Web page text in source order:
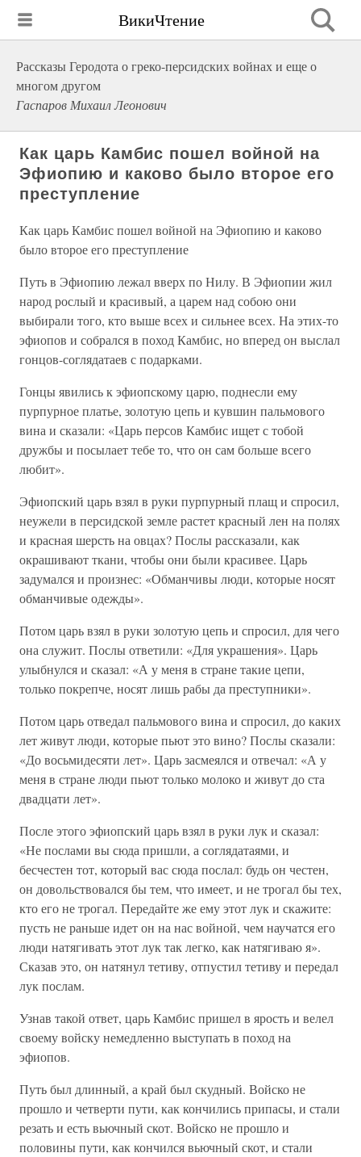
ВикиЧтение
Рассказы Геродота о греко-персидских войнах и еще о
многом другом
Гаспаров Михаил Леонович
Как царь Камбис пошел войной на
Эфиопию и каково было второе его
преступление
Как царь Камбис пошел войной на Эфиопию и каково
было второе его преступление
Путь в Эфиопию лежал вверх по Нилу. В Эфиопии жил
народ рослый и красивый, а царем над собою они
выбирали того, кто выше всех и сильнее всех. На этих-то
эфиопов и собрался в поход Камбис, но вперед он выслал
гонцов-соглядатаев с подарками.
Гонцы явились к эфиопскому царю, поднесли ему
пурпурное платье, золотую цепь и кувшин пальмового
вина и сказали: «Царь персов Камбис ищет с тобой
дружбы и посылает тебе то, что он сам больше всего
любит».
Эфиопский царь взял в руки пурпурный плащ и спросил,
неужели в персидской земле растет красный лен на полях
и красная шерсть на овцах? Послы рассказали, как
окрашивают ткани, чтобы они были красивее. Царь
задумался и произнес: «Обманчивы люди, которые носят
обманчивые одежды».
Потом царь взял в руки золотую цепь и спросил, для чего
она служит. Послы ответили: «Для украшения». Царь
улыбнулся и сказал: «А у меня в стране такие цепи,
только покрепче, носят лишь рабы да преступники».
Потом царь отведал пальмового вина и спросил, до каких
лет живут люди, которые пьют это вино? Послы сказали:
«До восьмидесяти лет». Царь засмеялся и отвечал: «А у
меня в стране люди пьют только молоко и живут до ста
двадцати лет».
После этого эфиопский царь взял в руки лук и сказал:
«Не послами вы сюда пришли, а соглядатаями, и
бесчестен тот, который вас сюда послал: будь он честен,
он довольствовался бы тем, что имеет, и не трогал бы тех,
кто его не трогал. Передайте же ему этот лук и скажите:
пусть не раньше идет он на нас войной, чем научатся его
люди натягивать этот лук так легко, как натягиваю я».
Сказав это, он натянул тетиву, отпустил тетиву и передал
лук послам.
Узнав такой ответ, царь Камбис пришел в ярость и велел
своему войску немедленно выступать в поход на
эфиопов.
Путь был длинный, а край был скудный. Войско не
прошло и четверти пути, как кончились припасы, и стали
резать и есть вьючный скот. Войско не прошло и
половины пути, как кончился вьючный скот, и стали